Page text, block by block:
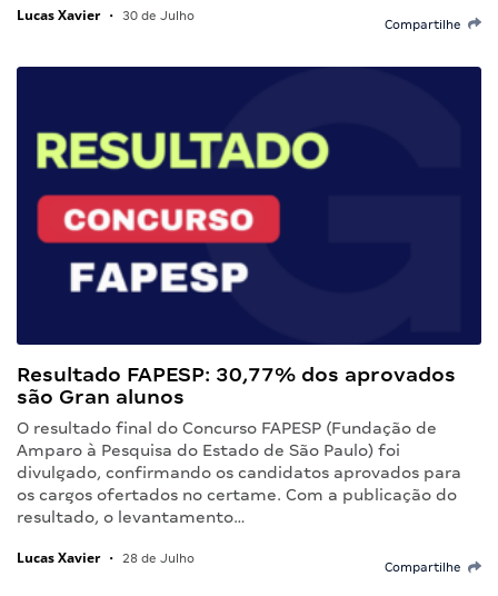
Lucas Xavier • 30 de Julho
Compartilhe
Resultado FAPESP: 30,77% dos aprovados
são Gran alunos
O resultado final do Concurso FAPESP (Fundação de
Amparo à Pesquisa do Estado de São Paulo) foi
divulgado, confirmando os candidatos aprovados para
os cargos ofertados no certame. Com a publicação do
resultado, o levantamento…
Lucas Xavier • 28 de Julho
Compartilhe